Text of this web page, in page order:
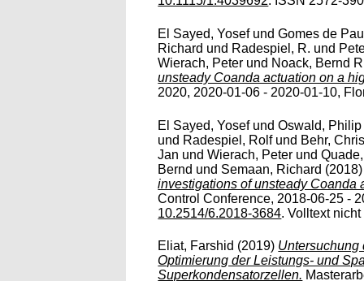
El Sayed, YosefundGomes de
Richard und Radespiel, R. und
Wierach, Peter und Noack, Bernd
unsteady Coanda actuation on a
2020, 2020-01-06 - 2020-01-10,
El Sayed, YosefundOswald, Philip
und Radespiel, Rolfund Behr,
Jan undWierach, Peter und
Bernd und Semaan, Richard
investigations of unsteady Coanda
Control Conference, 2018-06-25 -
10.2514/6.2018-3684. Volltext
Eliat, Farshid (2019) Untersuchung
Optimierung der Leistungs- und
Superkondensatorzellen.